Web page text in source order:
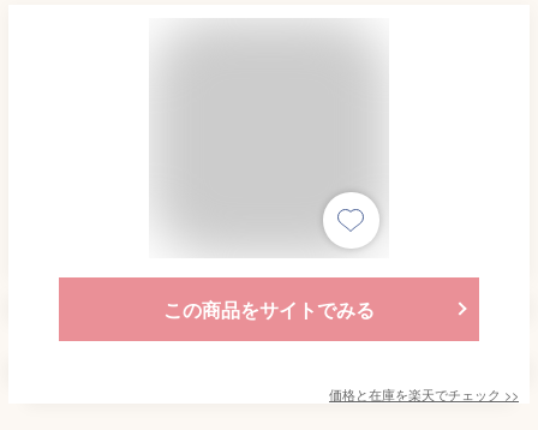
この商品をサイトでみる
価格と在庫を楽天でチェック >>